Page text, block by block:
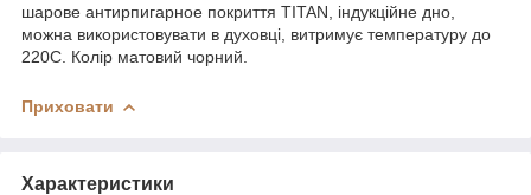
шарове антирпигарное покриття TITAN, індукційне дно,
можна використовувати в духовці, витримує температуру до
220С. Колір матовий чорний.
Приховати
Характеристики